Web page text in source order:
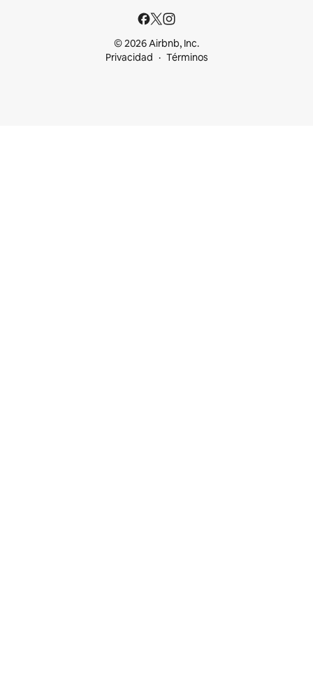
© 2026 Airbnb, Inc.
Privacidad
Términos